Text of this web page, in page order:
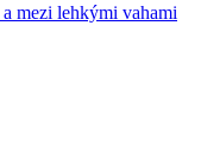
mezi lehkými vahami